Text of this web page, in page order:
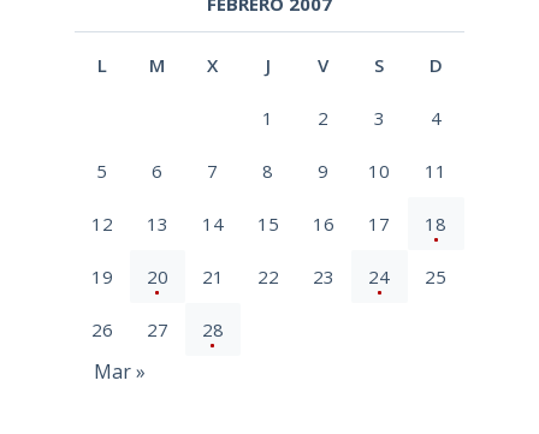
L M X J V S D
1 2 3 4
5 6 7 8 9 10 11
12 13 14 15 16 17 18
19 20 21 22 23 24 25
26 27 28
Mar »